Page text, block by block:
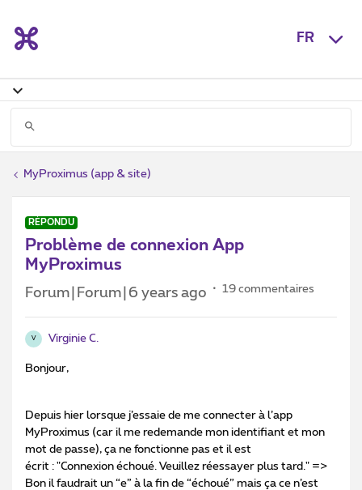
FR
MyProximus (app & site)
RÉPONDU
Problème de connexion App
MyProximus
Forum|Forum|6 years ago 19 commentaires
V Virginie C.
Bonjour,
Depuis hier lorsque j’essaie de me connecter à l’app
MyProximus (car il me redemande mon identifiant et mon
mot de passe), ça ne fonctionne pas et il est
écrit : "Connexion échoué. Veuillez réessayer plus tard." =>
Bon il faudrait un “e” à la fin de “échoué” mais ça ce n’est